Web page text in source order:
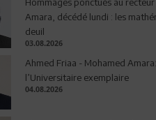
Amara, décédé lundi : les
deuil
03.08.2026
Ahmed Friaa - Mohamed Amara:
l’Universitaire exemplaire
04.08.2026